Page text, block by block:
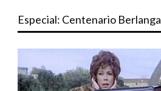
Especial: Centenario Berlanga